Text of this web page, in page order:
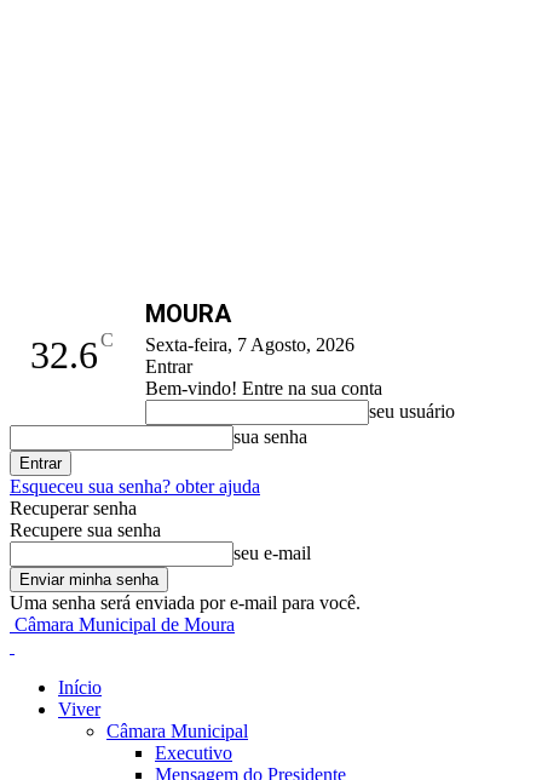
32.6C
MOURA
Sexta-feira, 7 Agosto, 2026
Entrar
Bem-vindo! Entre na sua conta
seu usuário
sua senha
Esqueceu sua senha? obter ajuda
Recuperar senha
Recupere sua senha
seu e-mail
Uma senha será enviada por e-mail para você.
Câmara Municipal de Moura
Início
Viver
Câmara Municipal
Executivo
Mensagem do Presidente